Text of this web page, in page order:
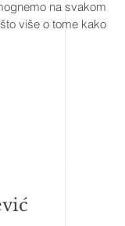
na svakom
više o tome kako